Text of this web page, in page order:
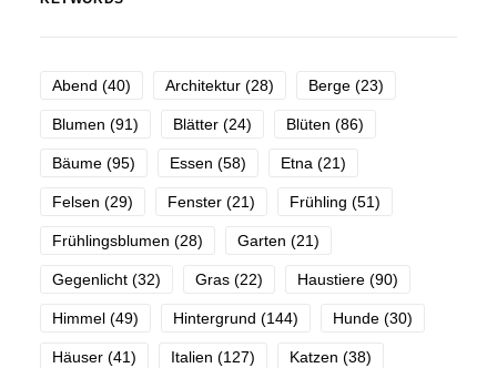
Abend (40) Architektur (28) Berge (23)
Blumen (91) Blätter (24) Blüten (86)
Bäume (95) Essen (58) Etna (21)
Felsen (29) Fenster (21) Frühling (51)
Frühlingsblumen (28) Garten (21)
Gegenlicht (32) Gras (22) Haustiere (90)
Himmel (49) Hintergrund (144) Hunde (30)
Häuser (41) Italien (127) Katzen (38)